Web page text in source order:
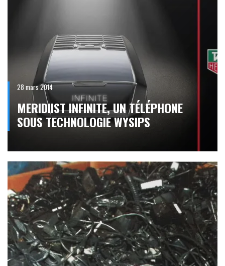
28 mars 2014
MERIDIIST INFINITE, UN TÉLÉPHONE
SOUS TECHNOLOGIE WYSIPS